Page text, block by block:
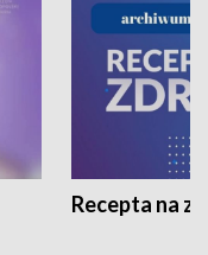
Recepta na